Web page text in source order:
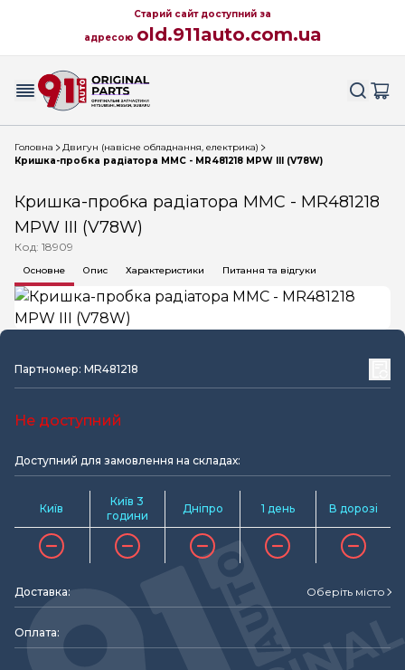
Старий сайт доступний за
адресою old.911auto.com.ua
Головна
Двигун (навісне обладнання, електрика)
Кришка-пробка радіатора MMC - MR481218 MPW III (V78W)
Кришка-пробка радіатора MMC - MR481218
MPW III (V78W)
Код: 18909
Основне Опис Характеристики Питання та відгуки
Партномер: MR481218
Не доступний
Доступний для замовлення на складах:
Київ
Київ 3
години
Дніпро 1 день В дорозі
Доставка: Оберіть місто
Оплата: